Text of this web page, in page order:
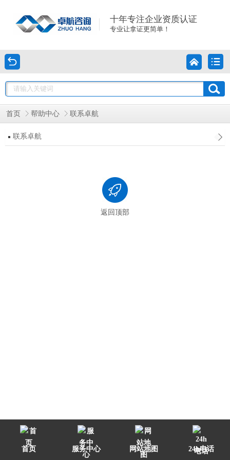
十年专注企业资质认证
专业让拿证更简单！
首页 帮助中心 联系卓航
联系卓航
返回顶部
首页 服务中心 网站地图 24h电话